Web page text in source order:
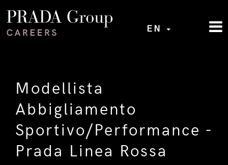
EN
Modellista
Abbigliamento
Sportivo/Performance -
Prada Linea Rossa